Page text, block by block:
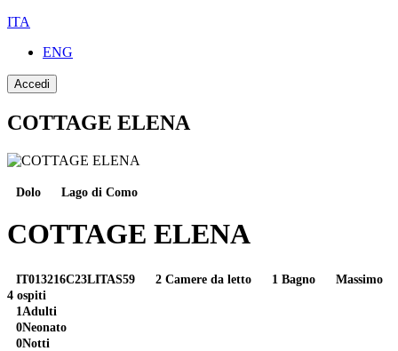
ITA
ENG
Accedi
COTTAGE ELENA
Dolo Lago di Como
COTTAGE ELENA
IT013216C23LITAS59 2 Camere da letto 1 Bagno
Massimo
4 ospiti
1 Adulti
0Neonato
0Notti